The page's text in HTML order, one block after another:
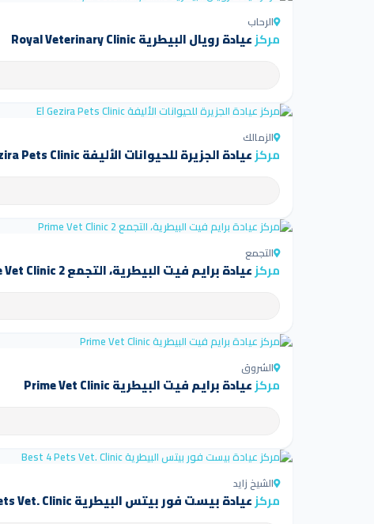
الرحاب
مركزعيادة رويال البيطرية Royal Veterinary Clinic
الزمالك
مركزعيادة الجزيرة للحيوانات الأليفة El Gezira Pets Clinic
التجمع
مركزعيادة برايم فيت البيطرية، التجمع Prime Vet Clinic 2
الشروق
مركزعيادة برايم فيت البيطرية Prime Vet Clinic
الشيخ زايد
مركزعيادة بيست فور بيتس البيطرية Best 4 Pets Vet. Clinic